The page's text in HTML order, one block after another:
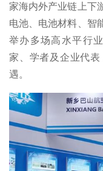
家海内外产业链上下
电池、电池材料、智
举办多场高水平行
家、学者及企业代
遇。